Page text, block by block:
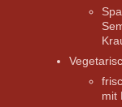
mit